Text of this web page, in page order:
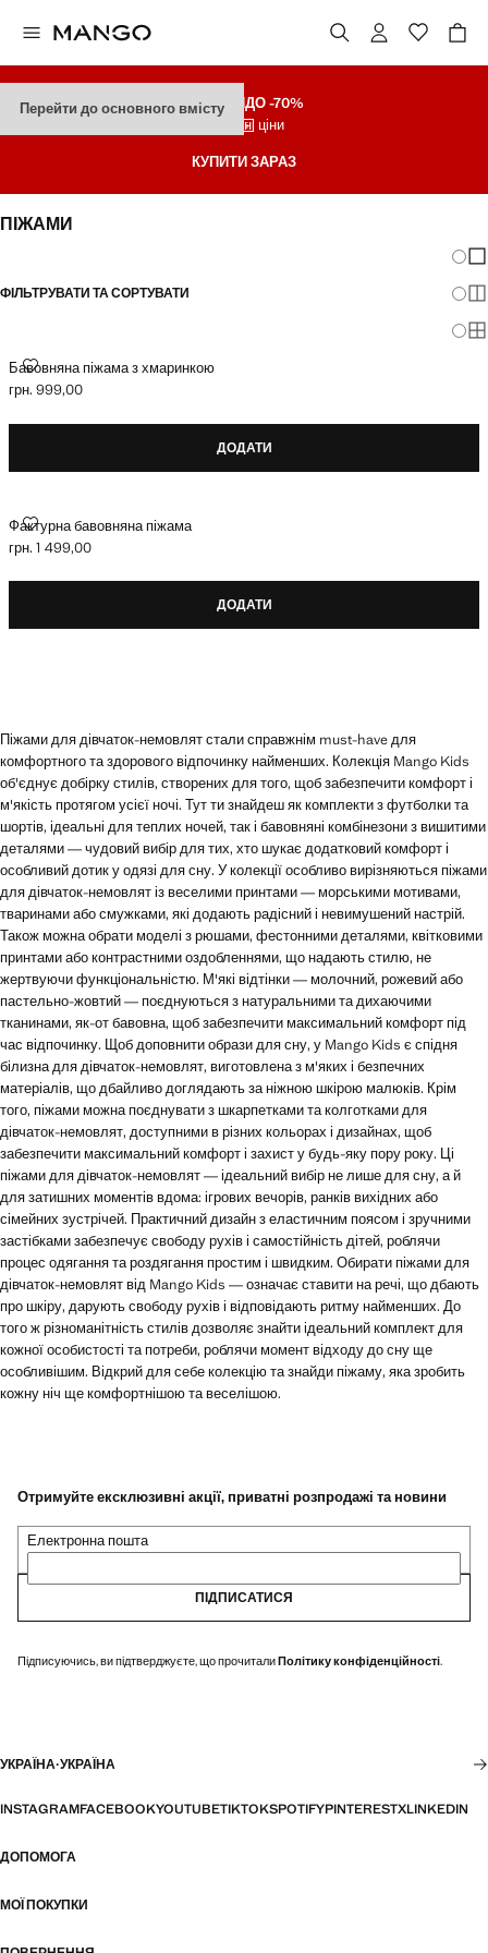
Перейти до основного вмісту
ЗНИЖКИДО -70%
Останні ціни
КУПИТИ ЗАРАЗ
ПІЖАМИ
ФІЛЬТРУВАТИ ТА СОРТУВАТИ
Бавовняна піжама з хмаринкою
БАВОВНЯНА ПІЖАМА З ХМАРИНКОЮ
Поточна ціна [грн. 999,00 ]
грн. 999,00
ДОДАТИ
Фактурна бавовняна піжама
ФАКТУРНА БАВОВНЯНА ПІЖАМА
Поточна ціна [грн. 1 499,00 ]
грн. 1 499,00
ДОДАТИ
Піжами для дівчаток-немовлят стали справжнім must-have для
комфортного та здорового відпочинку найменших. Колекція Mango Kids
об'єднує добірку стилів, створених для того, щоб забезпечити комфорт і
м'якість протягом усієї ночі. Тут ти знайдеш як комплекти з футболки та
шортів, ідеальні для теплих ночей, так і бавовняні комбінезони з вишитими
деталями — чудовий вибір для тих, хто шукає додатковий комфорт і
особливий дотик у одязі для сну. У колекції особливо вирізняються піжами
для дівчаток-немовлят із веселими принтами — морськими мотивами,
тваринами або смужками, які додають радісний і невимушений настрій.
Також можна обрати моделі з рюшами, фестонними деталями, квітковими
принтами або контрастними оздобленнями, що надають стилю, не
жертвуючи функціональністю. М'які відтінки — молочний, рожевий або
пастельно-жовтий — поєднуються з натуральними та дихаючими
тканинами, як-от бавовна, щоб забезпечити максимальний комфорт під
час відпочинку. Щоб доповнити образи для сну, у Mango Kids є спідня
білизна для дівчаток-немовлят, виготовлена з м'яких і безпечних
матеріалів, що дбайливо доглядають за ніжною шкірою малюків. Крім
того, піжами можна поєднувати з шкарпетками та колготками для
дівчаток-немовлят, доступними в різних кольорах і дизайнах, щоб
забезпечити максимальний комфорт і захист у будь-яку пору року. Ці
піжами для дівчаток-немовлят — ідеальний вибір не лише для сну, а й
для затишних моментів вдома: ігрових вечорів, ранків вихідних або
сімейних зустрічей. Практичний дизайн з еластичним поясом і зручними
застібками забезпечує свободу рухів і самостійність дітей, роблячи
процес одягання та роздягання простим і швидким. Обирати піжами для
дівчаток-немовлят від Mango Kids — означає ставити на речі, що дбають
про шкіру, дарують свободу рухів і відповідають ритму найменших. До
того ж різноманітність стилів дозволяє знайти ідеальний комплект для
кожної особистості та потреби, роблячи момент відходу до сну ще
особливішим. Відкрий для себе колекцію та знайди піжаму, яка зробить
кожну ніч ще комфортнішою та веселішою.
Отримуйте ексклюзивні акції, приватні розпродажі та новини
Електронна пошта
ПІДПИСАТИСЯ
Підписуючись, ви підтверджуєте, що прочиталиПолітику конфіденційності.
УКРАЇНА·УКРАЇНА
INSTAGRAMFACEBOOKYOUTUBETIKTOKSPOTIFYPINTERESTXLINKEDIN
ДОПОМОГА
МОЇ ПОКУПКИ